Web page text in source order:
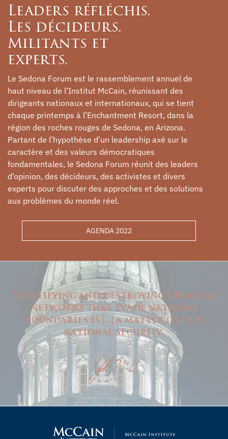
Leaders réfléchis.
Les décideurs.
Militants et
experts.
Le Sedona Forum est le rassemblement annuel de
haut niveau de l’Institut McCain, réunissant des
dirigeants nationaux et internationaux, qui se tient
chaque printemps à l’Enchantment Resort, dans la
région des roches rouges de Sedona, en Arizona.
Partant de l’hypothèse d’un leadership axé sur le
caractère et des valeurs démocratiques
fondamentales, le Sedona Forum réunit des leaders
d’opinion, des décideurs, des activistes et divers
experts pour discuter des approches et des solutions
aux problèmes du monde réel.
AGENDA 2022
Identifying and destroying criminal
networks that evade national
boundaries is[...]a matter of our
national security.